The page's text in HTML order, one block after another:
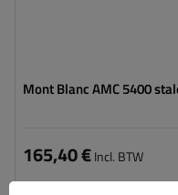
Mont Blanc AMC 5400
165,40 €Incl. BTW
Product beschikbaar in